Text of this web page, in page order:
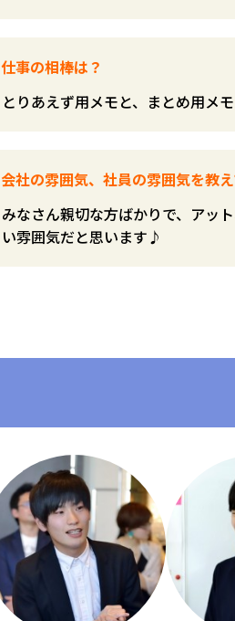
仕事の相棒は？
とりあえず用メモと、まとめ用メモ
会社の雰囲気、社員の雰囲気を教え
みなさん親切な方ばかりで、アッ
い雰囲気だと思います♪